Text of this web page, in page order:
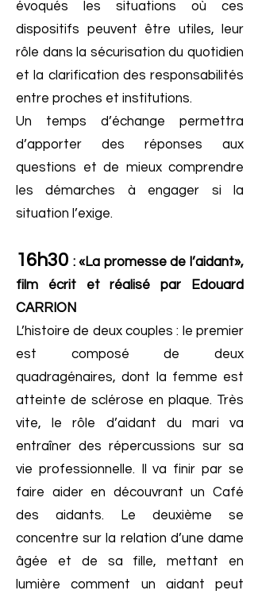
évoqués les situations où ces
dispositifs peuvent être utiles, leur
rôle dans la sécurisation du quotidien
et la clarification des responsabilités
entre proches et institutions.
Un temps d’échange permettra
d’apporter des réponses aux
questions et de mieux comprendre
les démarches à engager si la
situation l’exige.
16h30 : «La promesse de l’aidant»,
film écrit et réalisé par Edouard
CARRION
L’histoire de deux couples : le premier
est composé de deux
quadragénaires, dont la femme est
atteinte de sclérose en plaque. Très
vite, le rôle d’aidant du mari va
entraîner des répercussions sur sa
vie professionnelle. Il va finir par se
faire aider en découvrant un Café
des aidants. Le deuxième se
concentre sur la relation d’une dame
âgée et de sa fille, mettant en
lumière comment un aidant peut